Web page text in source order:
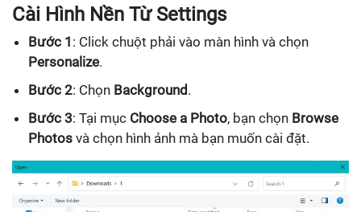
Cài Hình Nền Từ Settings
Bước 1 : Click chuột phải vào màn hình và chọn
Personalize.
Bước 2: Chọn Background.
Bước 3: Tại mục Choose a Photo, bạn chọn Browse
Photos và chọn hình ảnh mà bạn muốn cài đặt.